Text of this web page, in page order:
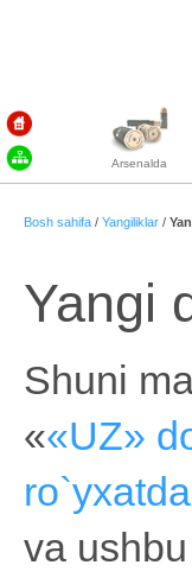
Arsenalda
Bosh sahifa / Yangiliklar /
Yangi
Shuni
««UZ»
va